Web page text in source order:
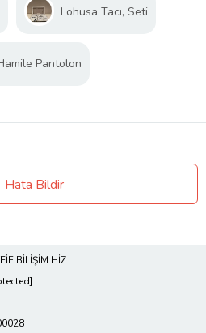
Lohusa Tacı, Seti
Pantolon
Hata Bildir
BİLİŞİM HİZ.